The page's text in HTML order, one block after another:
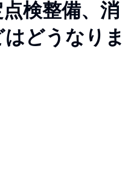
検整備、消
どうなりま